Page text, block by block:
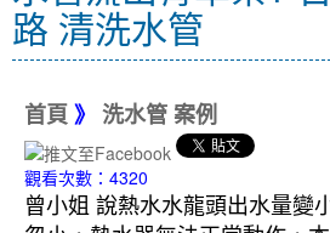
路 清洗水管
首頁 》 洗水管 案例
觀看次數：4320
曾小姐 說熱水水龍頭出水量變